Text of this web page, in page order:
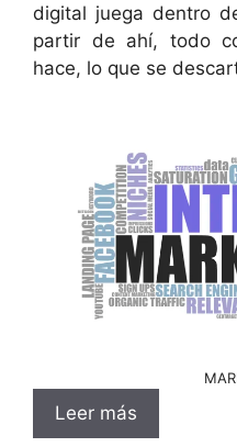
digital juega dentro
partir de ahí, todo
hace, lo que se
Leer más